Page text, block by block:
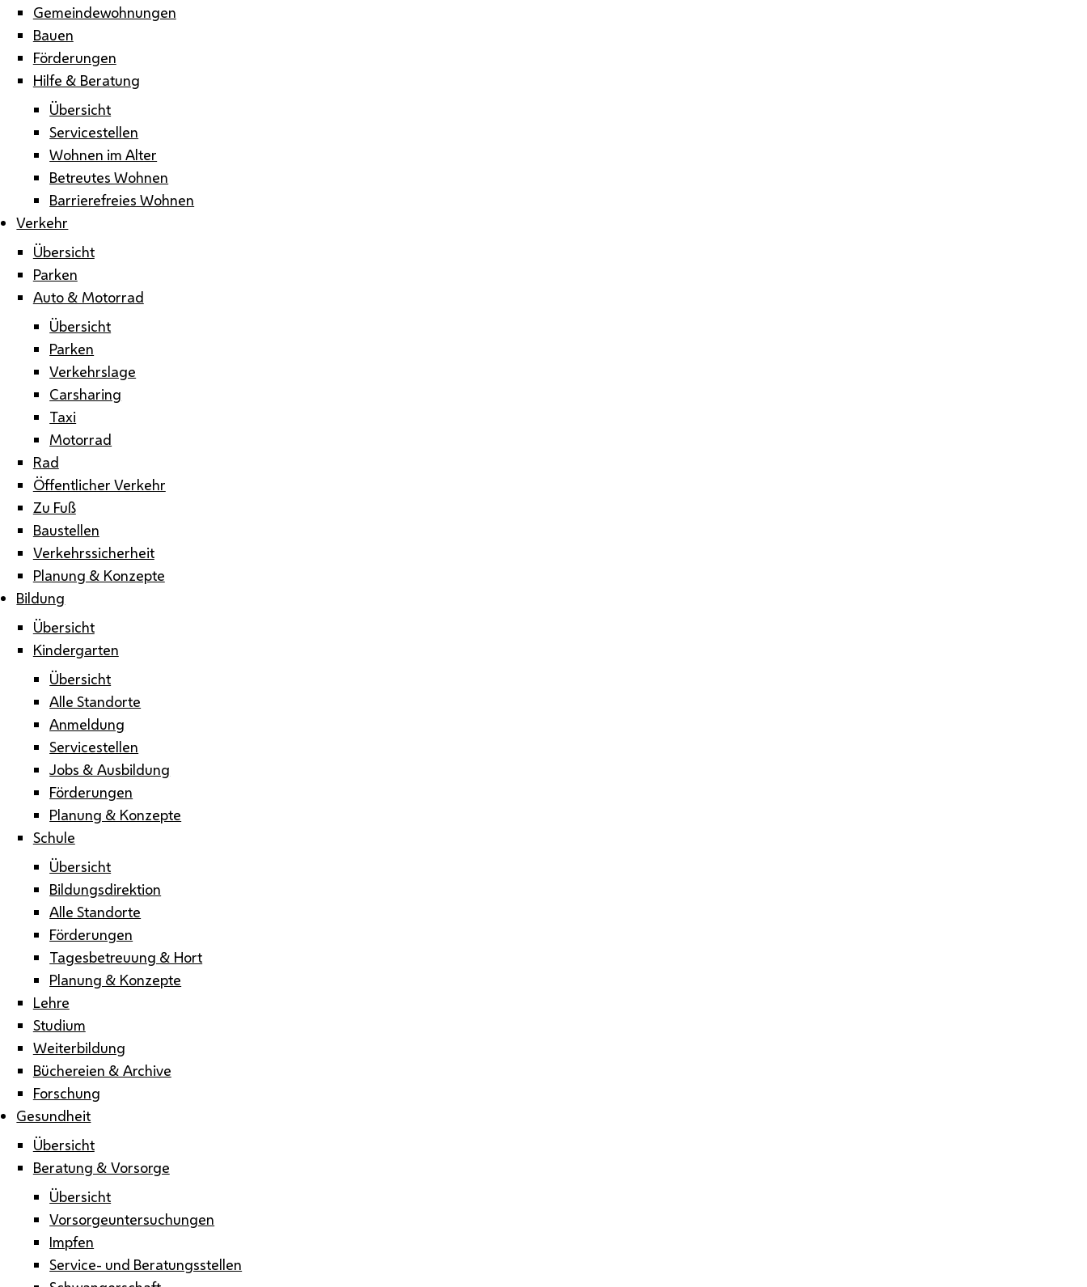
Gemeindewohnungen
Bauen
Förderungen
Hilfe & Beratung
Übersicht
Servicestellen
Wohnen im Alter
Betreutes Wohnen
Barrierefreies Wohnen
Verkehr
Übersicht
Parken
Auto & Motorrad
Übersicht
Parken
Verkehrslage
Carsharing
Taxi
Motorrad
Rad
Öffentlicher Verkehr
Zu Fuß
Baustellen
Verkehrssicherheit
Planung & Konzepte
Bildung
Übersicht
Kindergarten
Übersicht
Alle Standorte
Anmeldung
Servicestellen
Jobs & Ausbildung
Förderungen
Planung & Konzepte
Schule
Übersicht
Bildungsdirektion
Alle Standorte
Förderungen
Tagesbetreuung & Hort
Planung & Konzepte
Lehre
Studium
Weiterbildung
Büchereien & Archive
Forschung
Gesundheit
Übersicht
Beratung & Vorsorge
Übersicht
Vorsorgeuntersuchungen
Impfen
Service- und Beratungsstellen